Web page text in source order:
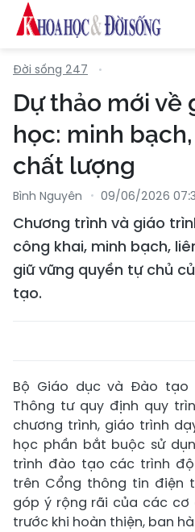
Đời sống 247
Dự thảo mới về
học: minh
chất lượng
Bình Nguyên 09/06/2026
Chương trình và giáo
công khai, minh bạch,
giữ vững quyền tự chủ
tạo.
Bộ Giáo dục và Đào
Thông tư quy định quy
chương trình, giáo trình
học phần bắt buộc sử
trình đào tạo các trình
trên Cổng thông tin điện
góp ý rộng rãi của các cơ
trước khi hoàn thiện, ban